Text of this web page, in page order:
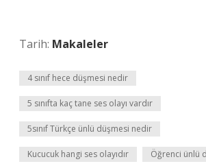
Tarih: Makaleler
4 sınıf hece düşmesi nedir
5 sınıfta kaç tane ses olayı vardır
5sınıf Türkçe ünlü düşmesi nedir
Kucucuk hangi ses olayıdır Öğrenci ünlü